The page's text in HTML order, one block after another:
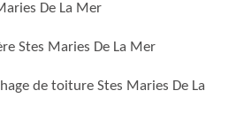
De La Mer
Stes Maries De La Mer
de toiture Stes Maries De La